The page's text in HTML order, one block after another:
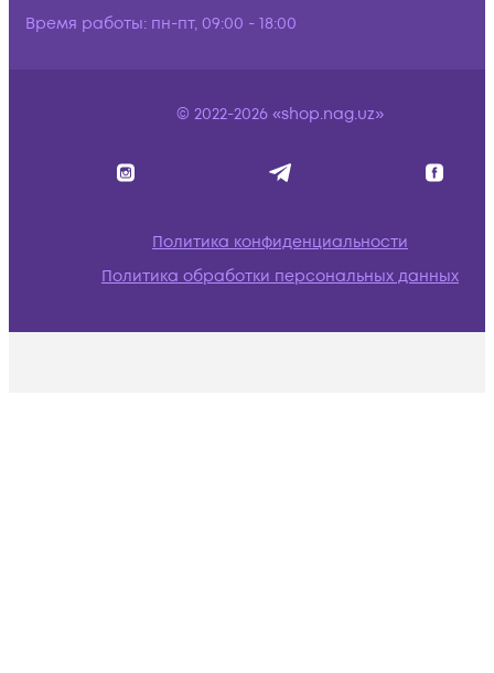
Время работы: пн-пт, 09:00 - 18:00
© 2022-2026 «shop.nag.uz»
Политика конфиденциальности
Политика обработки персональных данных